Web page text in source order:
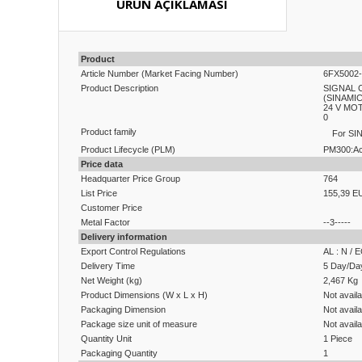
ÜRÜN AÇIKLAMASI
Product
Article Number (Market Facing Number)
Product Description
SIGNAL
24 V
0
Product family
For
Product Lifecycle (PLM)
Price data
Headquarter Price Group
764
List Price
155,39
Customer Price
Metal Factor
--3-----
Delivery information
Export Control Regulations
AL : N /
Delivery Time
5 Day/
Net Weight (kg)
2,467 Kg
Product Dimensions (W x L x H)
Not
Packaging Dimension
Not
Package size unit of measure
Not
Quantity Unit
1 Piece
Packaging Quantity
1